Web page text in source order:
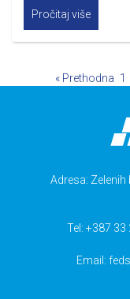
Pročitaj više
« Prethodna 1
Adresa: Zelenih
Tel: +387 33
Email: